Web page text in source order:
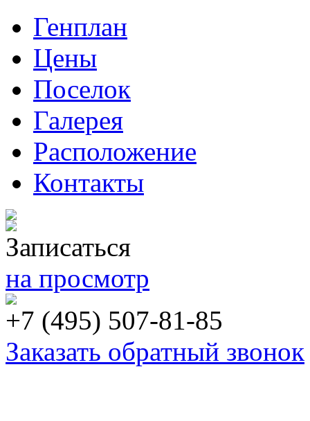
Генплан
Цены
Поселок
Галерея
Расположение
Контакты
Записаться
на просмотр
+7 (495) 507-81-85
Заказать обратный звонок